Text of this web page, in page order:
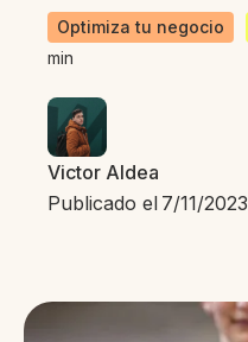
Optimiza tu negocio
min
Victor Aldea
Publicado el 7/11/2023